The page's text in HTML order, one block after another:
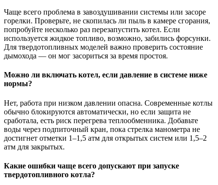
Чаще всего проблема в завоздушивании системы или засоре
горелки. Проверьте, не скопилась ли пыль в камере сгорания,
попробуйте несколько раз перезапустить котел. Если
используется жидкое топливо, возможно, забились форсунки.
Для твердотопливных моделей важно проверить состояние
дымохода — он мог засориться за время простоя.
Можно ли включать котел, если давление в системе ниже
нормы?
Нет, работа при низком давлении опасна. Современные котлы
обычно блокируются автоматически, но если защита не
сработала, есть риск перегрева теплообменника. Добавьте
воды через подпиточный кран, пока стрелка манометра не
достигнет отметки 1–1,5 атм для открытых систем или 1,5–2
атм для закрытых.
Какие ошибки чаще всего допускают при запуске
твердотопливного котла?